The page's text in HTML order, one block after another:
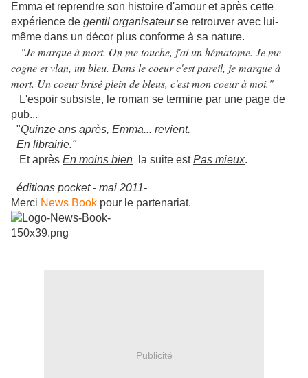
Emma et reprendre son histoire d'amour et après cette
expérience de gentil organisateurse retrouver avec lui-
même dans un décor plus conforme à sa nature.
"Je marque à mort. On me touche, j'ai un hématome. Je me
cogne et vlan, un bleu. Dans le coeur c'est pareil, je marque à
mort. Un coeur brisé plein de bleus, c'est mon coeur à moi."
L'espoir subsiste, le roman se termine par une page de
pub...
"Quinze ans après, Emma... revient.
En librairie."
Et après En moins bien la suite estPas mieux.
éditions pocket - mai 2011-
Merci News Book pour le partenariat.
Publicité